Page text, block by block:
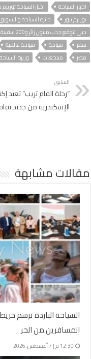
اخبار السياحة
اخبار السياحة توريزم
توريزم نيوز
دائرة السياحة والتسويق
دبى تتوقع جذب مليون زائر و200 سفينة سياحية نهاية 2020
سفر
سياحة سياحة عالمية
مصر
منتجعات وزيرة السياحة
السابق
“رحلة الفام تريب” تعيد
الإسكندرية من جديد
مقالات مشابهة
السياحة الباردة ترسم
المسافرين من الحر
12:30 م | 7 أغسطس، 2026